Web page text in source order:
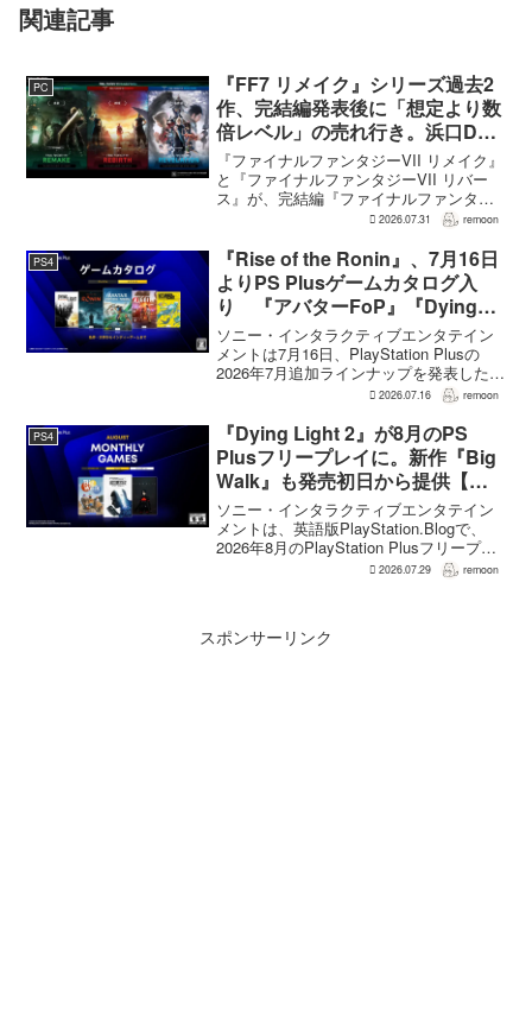
関連記事
PC
『FF7 リメイク』シリーズ過去2
作、完結編発表後に「想定より数
倍レベル」の売れ行き。浜口Dが
明かす
『ファイナルファンタジーVII リメイク』
と『ファイナルファンタジーVII リバー
ス』が、完結編『ファイナルファンタジ
ーVII リベレーション』の発表後、「我々
ると、シリーズディレクターの浜口直樹
氏がAU...
2026.07.31 remoon
PS4
『Rise of the Ronin』、7月16日
よりPS Plusゲームカタログ入
り 『アバターFoP』『Dying
Light』なども順次配信
ソニー・インタラクティブエンタテイン
メントは7月16日、PlayStation Plusの
2026年7月追加ラインナップを発表した。
幕末の日本を舞台とするTeam NINJAのオ
the Ron...
2026.07.16 remoon
PS4
『Dying Light 2』が8月のPS
Plusフリープレイに。新作『Big
Walk』も発売初日から提供【海
外発表】
ソニー・インタラクティブエンタテイン
メントは、英語版PlayStation.Blogで、
2026年8月のPlayStation Plusフリープレ
イとして『Dying Light 2 Stay Human:
2026.07.29 remoon
スポンサーリンク